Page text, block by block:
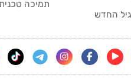
החדש
תמיכה